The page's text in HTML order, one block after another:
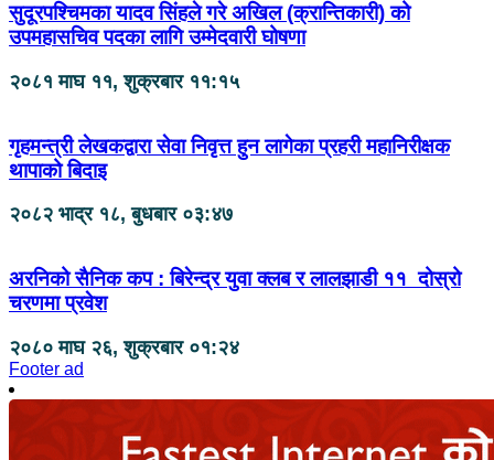
सुदूरपश्चिमका यादव सिंहले गरे अखिल (क्रान्तिकारी) को
उपमहासचिव पदका लागि उम्मेदवारी घोषणा
२०८१ माघ ११, शुक्रबार ११:१५
गृहमन्त्री लेखकद्वारा सेवा निवृत्त हुन लागेका प्रहरी महानिरीक्षक
थापाको बिदाइ
२०८२ भाद्र १८, बुधबार ०३:४७
अरनिको सैनिक कप : बिरेन्द्र युवा क्लब र लालझाडी ११ दोस्रो
चरणमा प्रवेश
२०८० माघ २६, शुक्रबार ०१:२४
Footer ad